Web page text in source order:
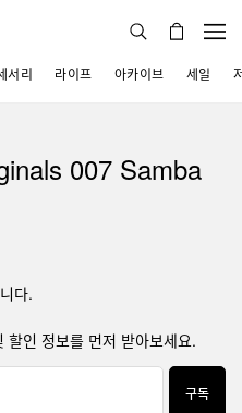
서리 라이프 아카이브 세일
007 Samba
다.
할인 정보를 먼저 받아보세요.
구독